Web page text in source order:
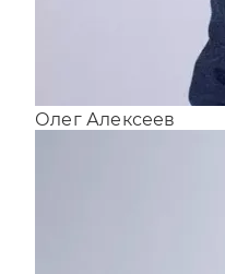
Олег Алексеев